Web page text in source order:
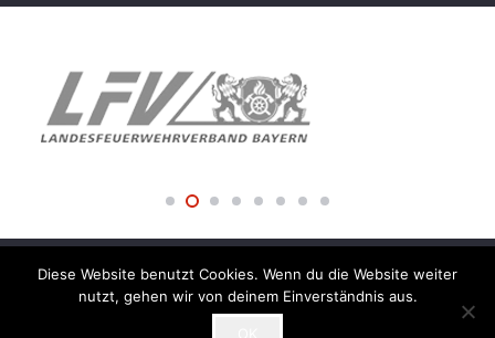
© 2018 Freiwillige Feuerwehr der Stadt Amberg –
Impressum
Diese Website benutzt Cookies. Wenn du die Website weiter
nutzt, gehen wir von deinem Einverständnis aus.